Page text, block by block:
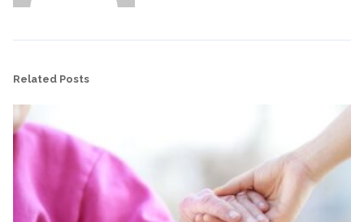
Related Posts